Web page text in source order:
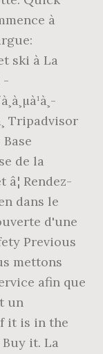
à
jet ski à La
-
Tripadvisor
Base
de la
Rendez-
dans le
d'une
Previous
mettons
afin que
un
it is in the
Buy it. La